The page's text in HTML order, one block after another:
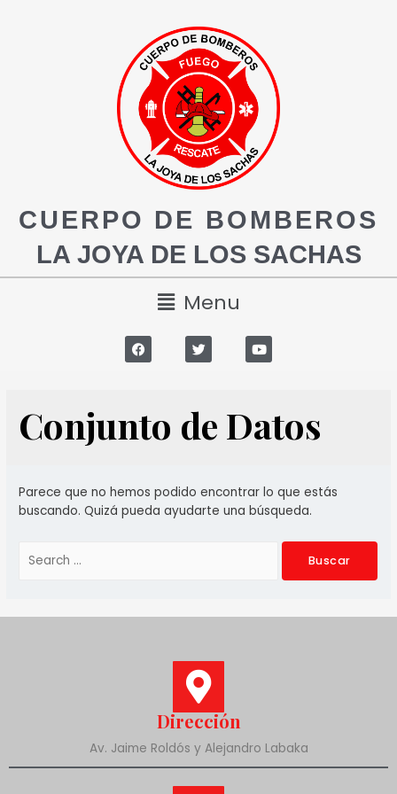
CUERPO DE BOMBEROS
LA JOYA DE LOS SACHAS
Menu
Conjunto de Datos
Parece que no hemos podido encontrar lo que estás
buscando. Quizá pueda ayudarte una búsqueda.
Dirección
Av. Jaime Roldós y Alejandro Labaka